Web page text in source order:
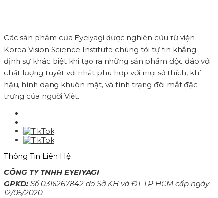
Các sản phẩm của Eyeiyagi được nghiên cứu từ viện
Korea Vision Science Institute chúng tôi tự tin khẳng
định sự khác biệt khi tạo ra những sản phẩm độc đáo với
chất lượng tuyệt với nhất phù hợp với mọi sở thích, khí
hậu, hình dạng khuôn mặt, và tình trạng đôi mắt đặc
trưng của người Việt.
Thông Tin Liên Hệ
CÔNG TY TNHH EYEIYAGI
GPKD: Số 0316267842 do Sở KH và ĐT TP HCM cấp ngày
12/05/2020